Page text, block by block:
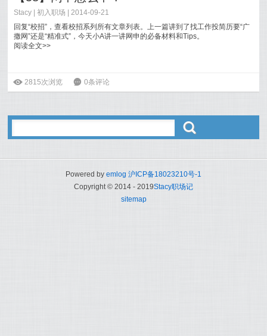
Stacy |初入职场
| 2014-09-21
回复“校招”，查看校招系列所有文章列表。上一篇讲到了找工作投简历要“广
撒网”还是“精准式”，今天小A讲一讲网申的必备材料和Tips。
阅读全文>>
ė 2815次浏览 6 0条评论
ő
Powered by emlog 沪ICP备18023210号-1
Copyright © 2014 - 2019Stacy职场记
sitemap